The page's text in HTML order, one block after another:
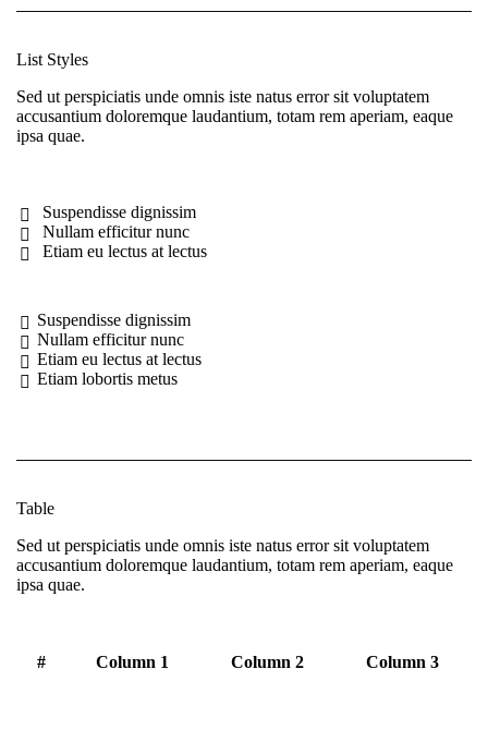
List Styles
Sed ut perspiciatis unde omnis iste natus error sit voluptatem
accusantium doloremque laudantium, totam rem aperiam, eaque
ipsa quae.
Suspendisse dignissim
Nullam efficitur nunc
Etiam eu lectus at lectus
Suspendisse dignissim
Nullam efficitur nunc
Etiam eu lectus at lectus
Etiam lobortis metus
Table
Sed ut perspiciatis unde omnis iste natus error sit voluptatem
accusantium doloremque laudantium, totam rem aperiam, eaque
ipsa quae.
# Column 1 Column 2 Column 3